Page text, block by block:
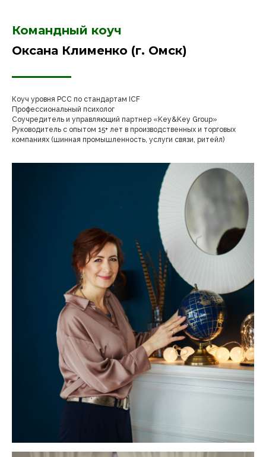
Командный коуч
Оксана Клименко (г. Омск)
Коуч уровня PCC по стандартам ICF
Профессиональный психолог
Соучредитель и управляющий партнер «Key&Key Group»
Руководитель с опытом 15+ лет в производственных и торговых
компаниях (шинная промышленность, услуги связи, ритейл)